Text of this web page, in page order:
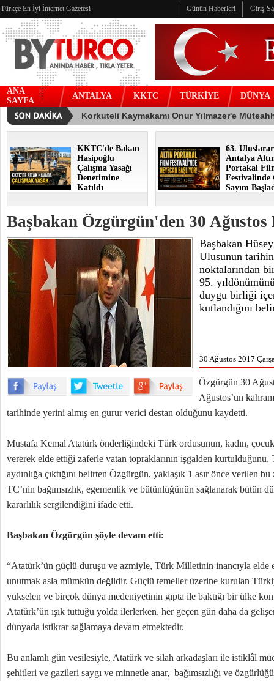
Türkçe En İyi İnternet Gazetesi Günün Haberleri Giriş
ANA
SAYFA
ANTALYA KKTC TÜRKİYE DÜNYA
KKTC'de Bakan
Hasipoğlu
Çalışma Yasağı
Denetimine
Katıldı
63.
Antalya
Portakal
Festivalinde
Sayım
Başbakan Özgürgün'den 30 Ağustos
Başbakan
Ulusunun
noktalarından
95.
duygu birliği
kutlandığını
30 Ağustos 2017
Özgürgün 30
Ağustos’un
tarihinde yerini almış en gurur verici destan olduğunu kaydetti.
Mustafa Kemal Atatürk önderliğindeki Türk ordusunun, kadın,
vererek elde ettiği zaferle vatan topraklarının işgalden
aydınlığa çıktığını belirten Özgürgün, yaklaşık 1 asır önce verilen
TC’nin bağımsızlık, egemenlik ve bütünlüğünün sağlanarak bütün
kararlılık sergilendiğini ifade etti.
Başbakan Özgürgün şöyle devam etti:
“Atatürk’ün güçlü duruşu ve azmiyle, Türk Milletinin inancıyla elde
unutmak asla mümkün değildir. Güçlü temeller üzerine kurulan
yükselen ve birçok dünya medeniyetinin gıpta ile baktığı bir ülke
Atatürk’ün ışık tuttuğu yolda ilerlerken, her geçen gün daha da
dünyada istikrar sağlamaya devam etmektedir.
Bu anlamlı gün vesilesiyle, Atatürk ve silah arkadaşları ile istiklâl
şehitleri ve gazileri saygı ve minnetle anar, bağımsızlığı ve